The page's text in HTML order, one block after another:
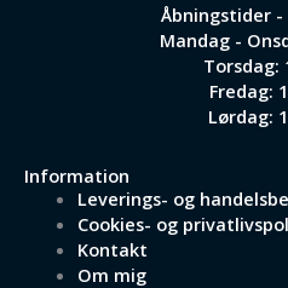
Åbningstider -
Mandag -
Torsdag:
Fredag:
Lørdag:
Information
Leverings- og
Cookies- og
Kontakt
Om mig